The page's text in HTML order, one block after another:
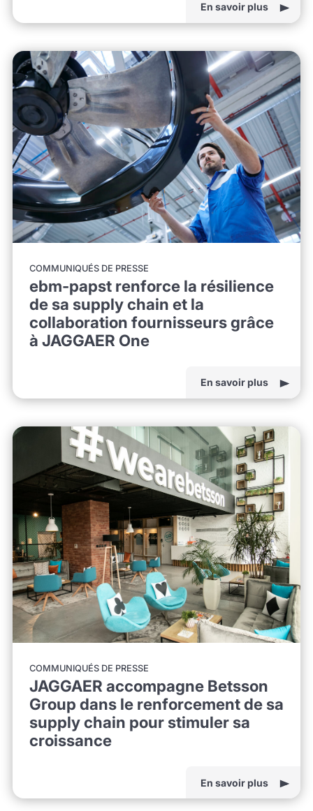
En savoir plus
COMMUNIQUÉS DE PRESSE
ebm-papst renforce la résilience
de sa supply chain et la
collaboration fournisseurs grâce
à JAGGAER One
En savoir plus
COMMUNIQUÉS DE PRESSE
JAGGAER accompagne Betsson
Group dans le renforcement de sa
supply chain pour stimuler sa
croissance
En savoir plus